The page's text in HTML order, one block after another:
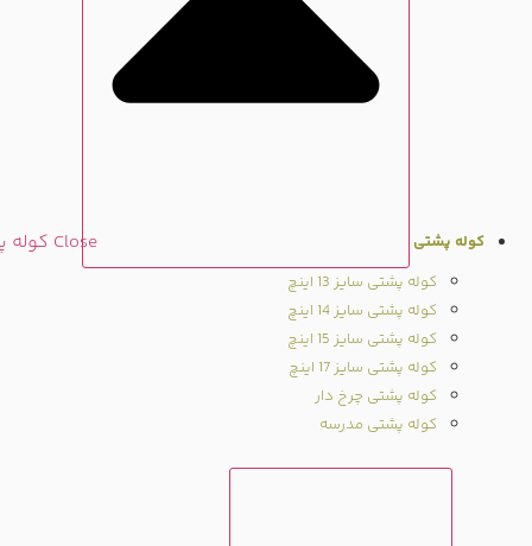
کوله پشتی Close کوله پشتی
کوله پشتی سایز 13 اینچ
کوله پشتی سایز 14 اینچ
کوله پشتی سایز 15 اینچ
کوله پشتی سایز 17 اینچ
کوله پشتی چرخ دار
کوله پشتی مدرسه